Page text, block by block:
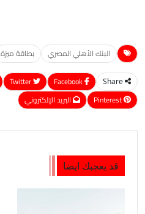
البنك الأهلي المصري بطاقة ميزة
Share
Pinterest
البريد الإلكتروني
قد يعجبك ايضا